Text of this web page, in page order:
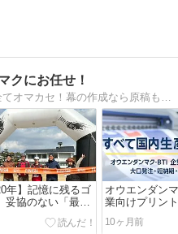
クにお任せ！
幕をならオウエンダンマクに全てオマカセ！幕の作成なら原稿も修正も無料！安くても高品質！全国発送！
年】記憶に残るゴ
妥協のない「最高
ルテープ」を作り
オウエンダン
業向けプリン
大口発注・短
理由・大量注
10ヶ月前